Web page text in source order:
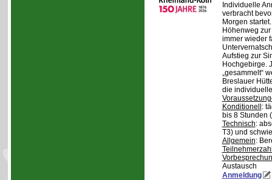
Individuelle
verbracht
Morgen
Höhenweg
immer wieder
Aufstieg zur
Hochgebirge.
„gesammelt“
Breslauer
die
Konditionell :
bis 8 Stunden
Technisch:
T3) und
Allgemein:
Austausch
Anmeldung